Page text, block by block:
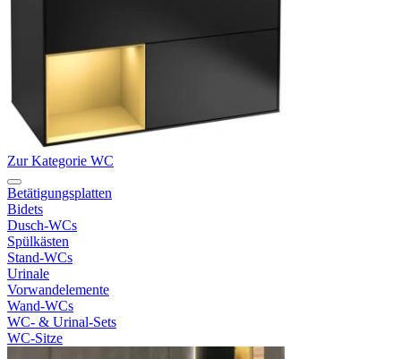
Zur Kategorie WC
Betätigungsplatten
Bidets
Dusch-WCs
Spülkästen
Stand-WCs
Urinale
Vorwandelemente
Wand-WCs
WC- & Urinal-Sets
WC-Sitze